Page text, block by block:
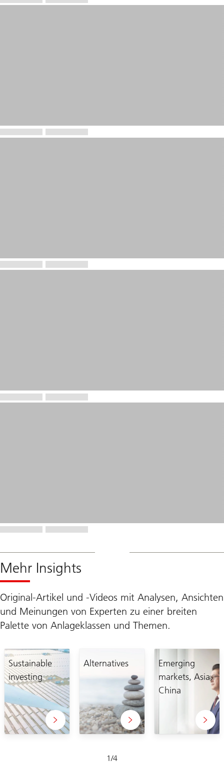
Mehr Insights
Original-Artikel und -Videos mit Analysen, Ansichten
und Meinungen von Experten zu einer breiten
Palette von Anlageklassen und Themen.
Sustainable
investing
Alternatives
Emerging
markets, Asia,
China
1/4
1-